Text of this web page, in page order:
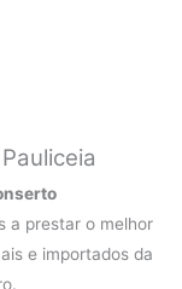
a prestar o melhor
e importados da